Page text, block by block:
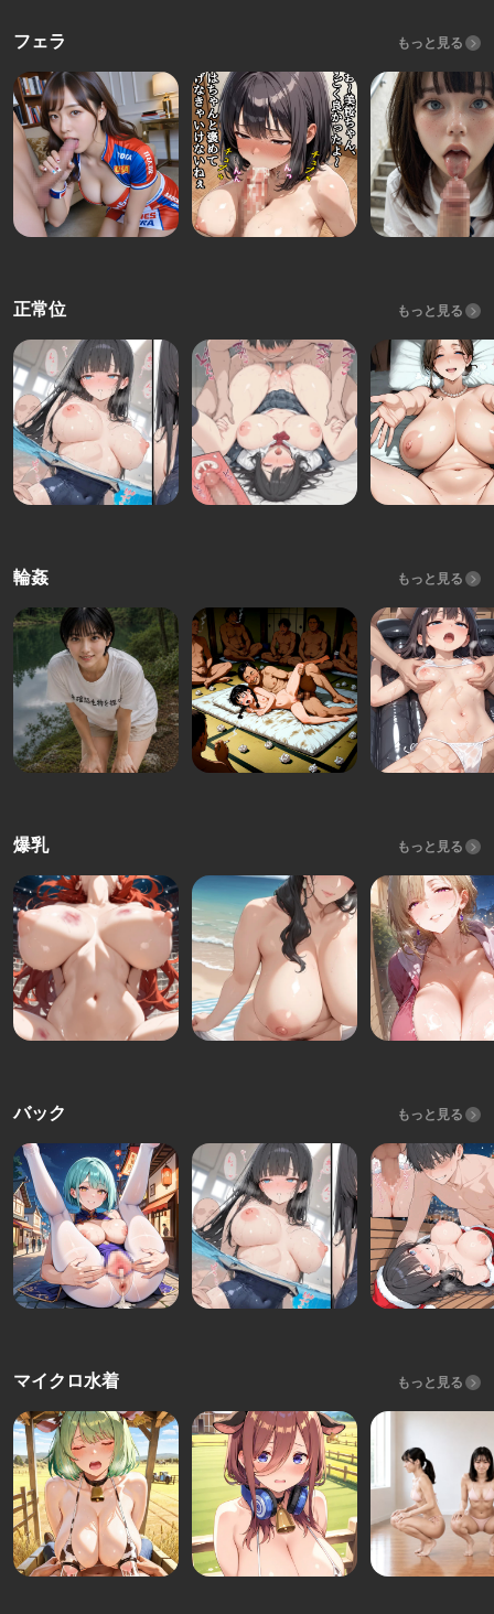
フェラ もっと見る
正常位 もっと見る
輪姦 もっと見る
爆乳 もっと見る
バック もっと見る
マイクロ水着 もっと見る